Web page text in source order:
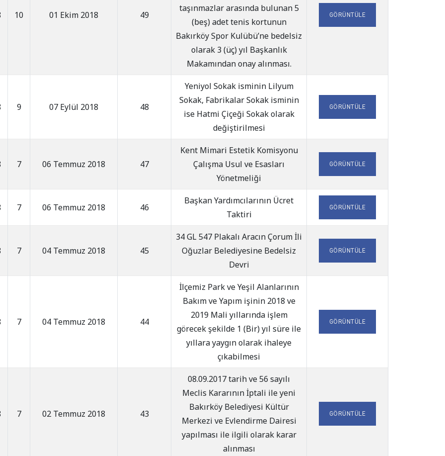
10 01 Ekim 2018 49
taşınmazlar arasında bulunan 5
(beş) adet tenis kortunun
Bakırköy Spor Kulübü’ne bedelsiz
olarak 3 (üç) yıl Başkanlık
Makamından onay alınması.
GÖRÜNTÜLE
9 07 Eylül 2018 48
Yeniyol Sokak isminin Lilyum
Sokak, Fabrikalar Sokak isminin
ise Hatmi Çiçeği Sokak olarak
değiştirilmesi
GÖRÜNTÜLE
7 06 Temmuz 2018 47
Kent Mimari Estetik Komisyonu
Çalışma Usul ve Esasları
Yönetmeliği
GÖRÜNTÜLE
7 06 Temmuz 2018 46
Başkan Yardımcılarının Ücret
Taktiri
GÖRÜNTÜLE
7 04 Temmuz 2018 45
34 GL 547 Plakalı Aracın Çorum İli
Oğuzlar Belediyesine Bedelsiz
Devri
GÖRÜNTÜLE
7 04 Temmuz 2018 44
İlçemiz Park ve Yeşil Alanlarının
Bakım ve Yapım işinin 2018 ve
2019 Mali yıllarında işlem
görecek şekilde 1 (Bir) yıl süre ile
yıllara yaygın olarak ihaleye
çıkabilmesi
GÖRÜNTÜLE
7 02 Temmuz 2018 43
08.09.2017 tarih ve 56 sayılı
Meclis Kararının İptali ile yeni
Bakırköy Belediyesi Kültür
Merkezi ve Evlendirme Dairesi
yapılması ile ilgili olarak karar
alınması
GÖRÜNTÜLE